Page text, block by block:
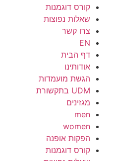
קורס דוגמנות
שאלות נפוצות
צרו קשר
EN
דף הבית
אודותינו
הגשת מועמדות
UDM בתקשורת
מגזינים
men
women
הפקות אופנה
קורס דוגמנות